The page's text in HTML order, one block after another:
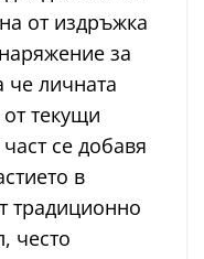
от издръжка
за
че личната
текущи
се добавя
в
традиционно
често